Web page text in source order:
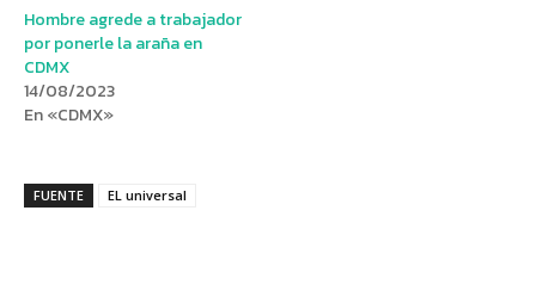
Hombre agrede a trabajador
por ponerle la araña en
CDMX
14/08/2023
En «CDMX»
FUENTE EL universal